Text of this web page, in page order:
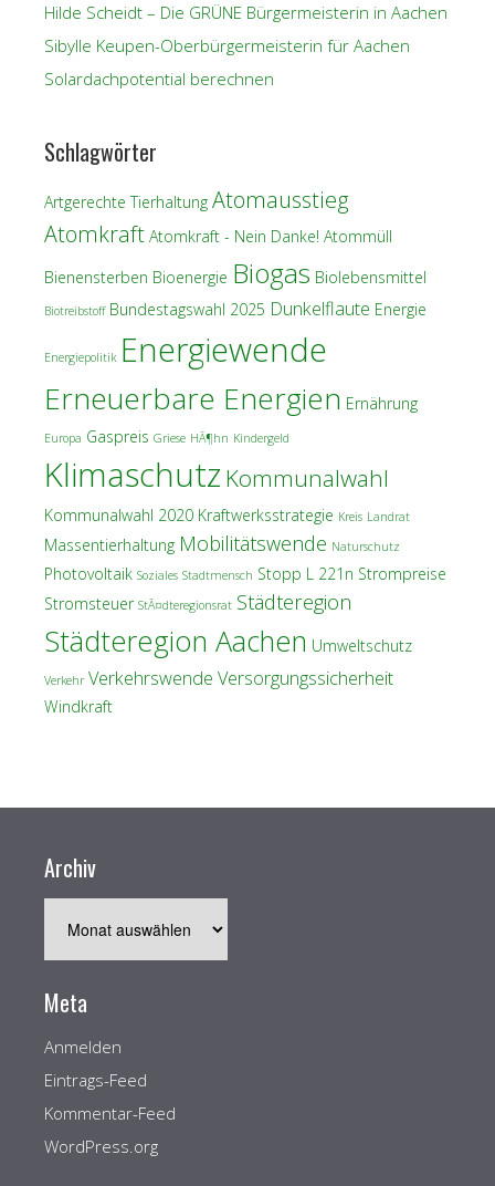
Hilde Scheidt – Die GRÜNE Bürgermeisterin in Aachen
Sibylle Keupen-Oberbürgermeisterin für Aachen
Solardachpotential berechnen
Schlagwörter
Artgerechte Tierhaltung Atomausstieg
Atomkraft Atomkraft - Nein Danke! Atommüll
Bienensterben Bioenergie Biogas Biolebensmittel
Biotreibstoff Bundestagswahl 2025 Dunkelflaute Energie
Energiepolitik Energiewende
Erneuerbare Energien Ernährung
Europa Gaspreis Griese HÃ¶hn Kindergeld
Klimaschutz Kommunalwahl
Kommunalwahl 2020 Kraftwerksstrategie Kreis Landrat
Massentierhaltung Mobilitätswende Naturschutz
Photovoltaik Soziales Stadtmensch Stopp L 221n Strompreise
Stromsteuer StÃ¤dteregionsrat Städteregion
Städteregion Aachen Umweltschutz
Verkehr Verkehrswende Versorgungssicherheit
Windkraft
Archiv
Meta
Anmelden
Eintrags-Feed
Kommentar-Feed
WordPress.org